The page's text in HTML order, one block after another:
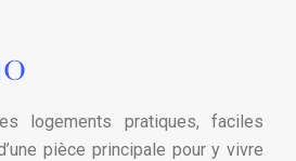
logements pratiques, faciles
pièce principale pour y vivre